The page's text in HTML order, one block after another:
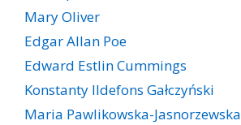
Mary Oliver
Edgar Allan Poe
Edward Estlin Cummings
Konstanty Ildefons Gałczyński
Maria Pawlikowska-Jasnorzewska